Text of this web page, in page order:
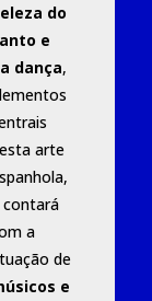
do
e
dança,
arte
contará
a
de
e